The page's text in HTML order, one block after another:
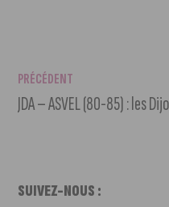
PRÉCÉDENT
SUIVEZ-NOUS :